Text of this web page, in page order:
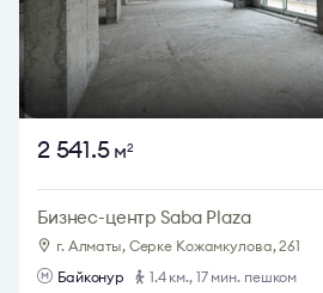
2 541.5м2
Бизнес-центр Saba Plaza
г. Алматы, Серке Кожамкулова, 261
Байконур
1.4 км., 17 мин. пешком